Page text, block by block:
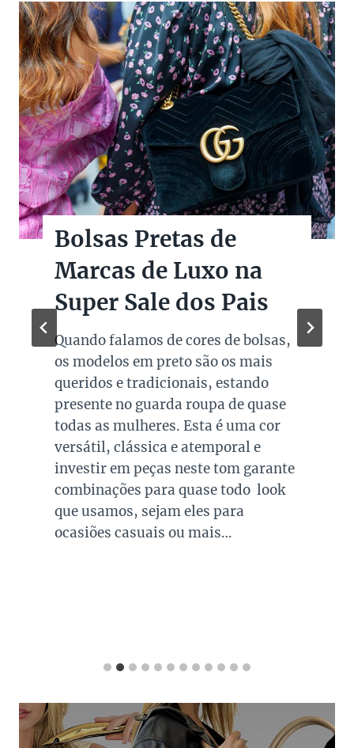
Bolsas Pretas de
Marcas de Luxo na
Super Sale dos Pais
Quando falamos de cores de bolsas,
os modelos em preto são os mais
queridos e tradicionais, estando
presente no guarda roupa de quase
todas as mulheres. Esta é uma cor
versátil, clássica e atemporal e
investir em peças neste tom garante
combinações para quase todo look
que usamos, sejam eles para
ocasiões casuais ou mais…